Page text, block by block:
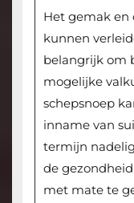
Het gemak en
kunnen
belangrijk om
mogelijke
schepsnoep
inname van
termijn
de
met mate te